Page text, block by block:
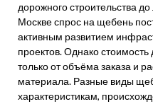
дорожного строительства
Москве спрос на щебень
активным развитием
проектов. Однако
только от объёма заказа и
материала. Разные виды
характеристикам,